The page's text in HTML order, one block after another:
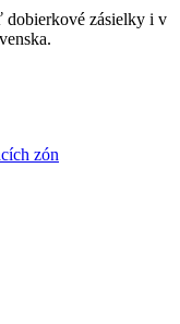
dobierkové zásielky i v
zón